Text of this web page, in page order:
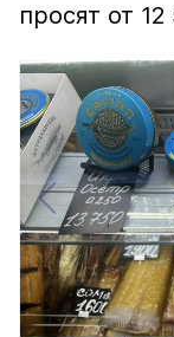
просят от